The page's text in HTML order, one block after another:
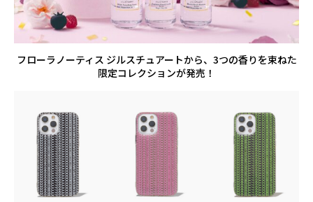
フローラノーティス ジルスチュアートから、3つの香りを束ねた
限定コレクションが発売！